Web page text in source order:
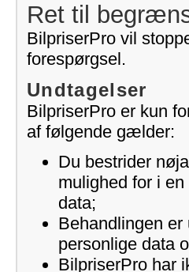
Ret til
BilpriserPro vil
forespørgsel.
Undtagelser
BilpriserPro er kun
af følgende gælder:
Du bestrider
mulighed for i
data;
Behandlingen
personlige data
BilpriserPro har